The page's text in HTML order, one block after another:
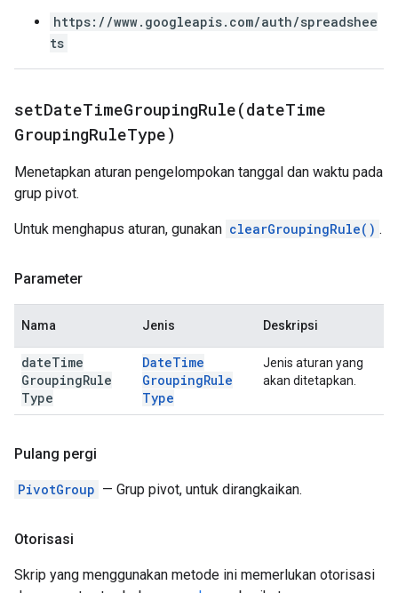
https://www.googleapis.com/auth/spreadshee
ts
setDateTimeGroupingRule(dateTime
GroupingRuleType)
Menetapkan aturan pengelompokan tanggal dan waktu pada
grup pivot.
Untuk menghapus aturan, gunakan clearGroupingRule() .
Parameter
Nama Jenis Deskripsi
dateTime
GroupingRule
Type
DateTime
GroupingRule
Type
Jenis aturan yang
akan ditetapkan.
Pulang pergi
PivotGroup — Grup pivot, untuk dirangkaikan.
Otorisasi
Skrip yang menggunakan metode ini memerlukan otorisasi